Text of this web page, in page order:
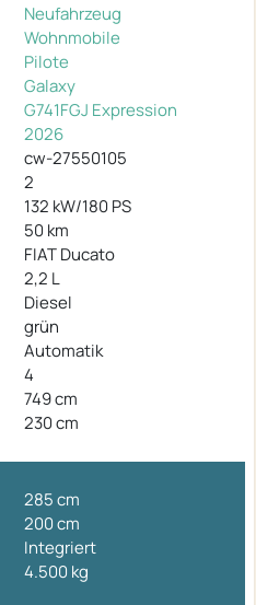
Neufahrzeug
Wohnmobile
Pilote
Galaxy
G741FGJ Expression
2026
cw-27550105
2
132 kW/180 PS
50 km
FIAT Ducato
2,2 L
Diesel
grün
Automatik
4
749 cm
230 cm
285 cm
200 cm
Integriert
4.500 kg